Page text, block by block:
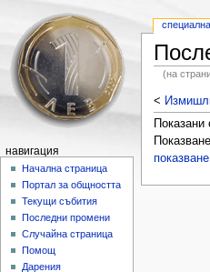
(на
<
Показани
показване
навигация
Начална страница
Портал за общността
Текущи събития
Последни промени
Случайна страница
Помощ
Дарения